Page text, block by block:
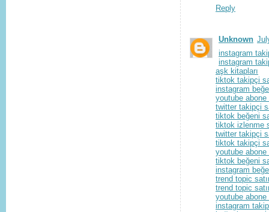
Reply
Unknown
instagram
instagram
aşk kitapları
tiktok takipçi
instagram
youtube abone
twitter takipçi
tiktok beğeni
tiktok izlenme
twitter takipçi
tiktok takipçi
youtube abone
tiktok beğeni
instagram
trend topic
trend topic
youtube abone
instagram